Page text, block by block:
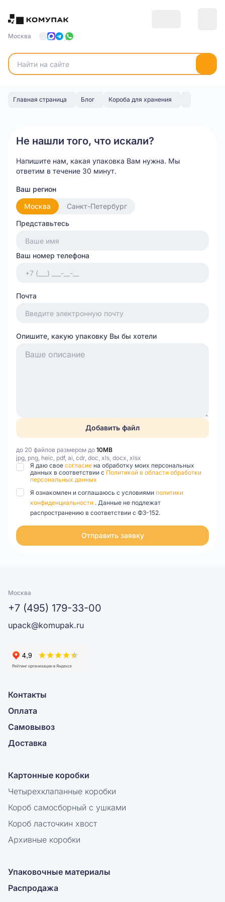
Москва
Главная страница Блог Короба для хранения
Не нашли того, что искали?
Напишите нам, какая упаковка Вам нужна. Мы
ответим в течение 30 минут.
Ваш регион
Москва
Санкт-Петербург
Представьтесь
Ваш номер телефона
Почта
Опишите, какую упаковку Вы бы хотели
Добавить файл
до 20 файлов размером до 10MB
jpg, png, heic, pdf, ai, cdr, doc, xls, docx, xlsx
Я даю свое согласие на обработку моих персональных
данных в соответствии с Политикой в области обработки
персональных данных
Я ознакомлен и соглашаюсь с условиями политики
конфиденциальности . Данные не подлежат
распространению в соответствии с ФЗ-152.
Отправить заявку
Москва
+7 (495) 179-33-00
upack@komupak.ru
Контакты
Оплата
Самовывоз
Доставка
Картонные коробки
Четырехклапанные коробки
Короб самосборный с ушками
Короб ласточкин хвост
Архивные коробки
Упаковочные материалы
Распродажа